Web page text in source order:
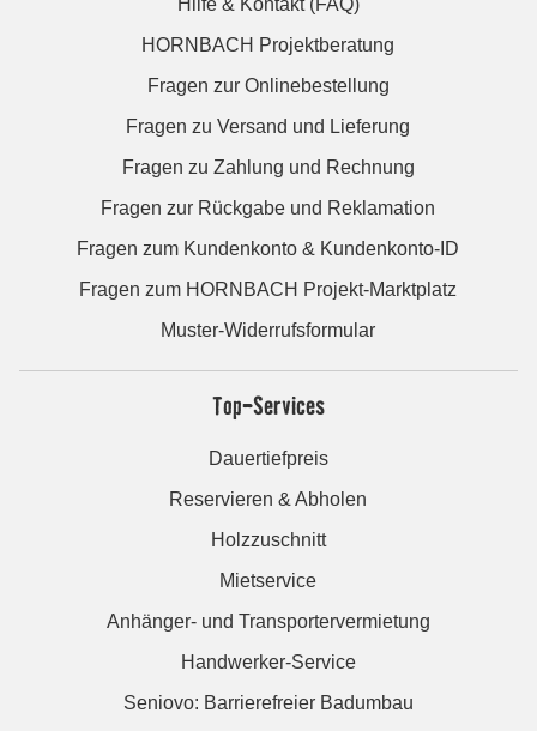
Hilfe & Kontakt (FAQ)
HORNBACH Projektberatung
Fragen zur Onlinebestellung
Fragen zu Versand und Lieferung
Fragen zu Zahlung und Rechnung
Fragen zur Rückgabe und Reklamation
Fragen zum Kundenkonto & Kundenkonto-ID
Fragen zum HORNBACH Projekt-Marktplatz
Muster-Widerrufsformular
Top-Services
Dauertiefpreis
Reservieren & Abholen
Holzzuschnitt
Mietservice
Anhänger- und Transportervermietung
Handwerker-Service
Seniovo: Barrierefreier Badumbau